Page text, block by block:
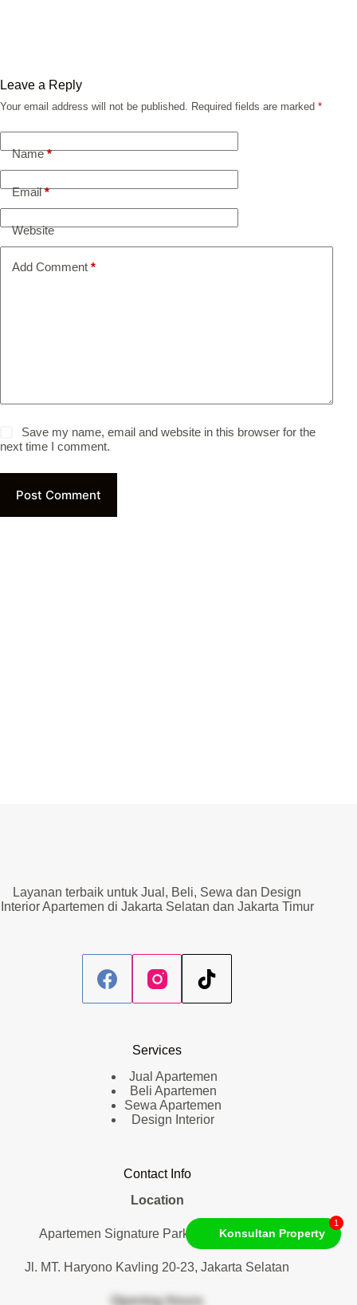
Leave a Reply
Your email address will not be published. Required fields are marked *
Name*
Email*
Website
Add Comment *
Save my name, email and website in this browser for the
next time I comment.
Post Comment
Layanan terbaik untuk Jual, Beli, Sewa dan Design
Interior Apartemen di Jakarta Selatan dan Jakarta Timur
Services
Jual Apartemen
Beli Apartemen
Sewa Apartemen
Design Interior
Contact Info
Location
Apartemen Signature Park Tebet. Lantai 1
Jl. MT. Haryono Kavling 20-23, Jakarta Selatan
Opening Hours
Konsultan Property
1